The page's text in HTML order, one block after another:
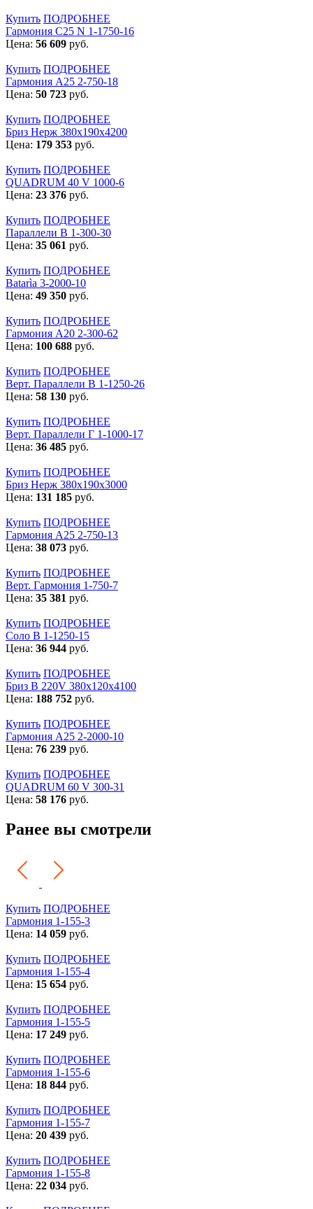
Купить ПОДРОБНЕЕ
Гармония С25 N 1-1750-16
Цена: 56 609 руб.
Купить ПОДРОБНЕЕ
Гармония А25 2-750-18
Цена: 50 723 руб.
Купить ПОДРОБНЕЕ
Бриз Нерж 380х190х4200
Цена: 179 353 руб.
Купить ПОДРОБНЕЕ
QUADRUM 40 V 1000-6
Цена: 23 376 руб.
Купить ПОДРОБНЕЕ
Параллели В 1-300-30
Цена: 35 061 руб.
Купить ПОДРОБНЕЕ
Batarìa 3-2000-10
Цена: 49 350 руб.
Купить ПОДРОБНЕЕ
Гармония А20 2-300-62
Цена: 100 688 руб.
Купить ПОДРОБНЕЕ
Верт. Параллели В 1-1250-26
Цена: 58 130 руб.
Купить ПОДРОБНЕЕ
Верт. Параллели Г 1-1000-17
Цена: 36 485 руб.
Купить ПОДРОБНЕЕ
Бриз Нерж 380х190х3000
Цена: 131 185 руб.
Купить ПОДРОБНЕЕ
Гармония А25 2-750-13
Цена: 38 073 руб.
Купить ПОДРОБНЕЕ
Верт. Гармония 1-750-7
Цена: 35 381 руб.
Купить ПОДРОБНЕЕ
Соло В 1-1250-15
Цена: 36 944 руб.
Купить ПОДРОБНЕЕ
Бриз В 220V 380x120x4100
Цена: 188 752 руб.
Купить ПОДРОБНЕЕ
Гармония А25 2-2000-10
Цена: 76 239 руб.
Купить ПОДРОБНЕЕ
QUADRUM 60 V 300-31
Цена: 58 176 руб.
Ранее вы смотрели
Купить ПОДРОБНЕЕ
Гармония 1-155-3
Цена: 14 059 руб.
Купить ПОДРОБНЕЕ
Гармония 1-155-4
Цена: 15 654 руб.
Купить ПОДРОБНЕЕ
Гармония 1-155-5
Цена: 17 249 руб.
Купить ПОДРОБНЕЕ
Гармония 1-155-6
Цена: 18 844 руб.
Купить ПОДРОБНЕЕ
Гармония 1-155-7
Цена: 20 439 руб.
Купить ПОДРОБНЕЕ
Гармония 1-155-8
Цена: 22 034 руб.